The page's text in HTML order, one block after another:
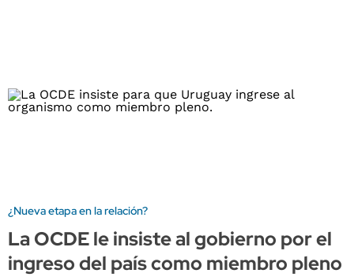
¿Nueva etapa en la relación?
La OCDE le insiste al gobierno por el
ingreso del país como miembro pleno